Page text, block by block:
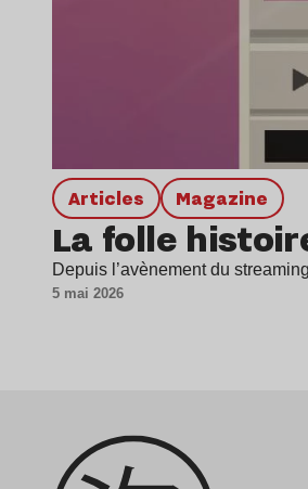
Articles magazine
La folle
Depuis l’avènement du
5 mai 2026